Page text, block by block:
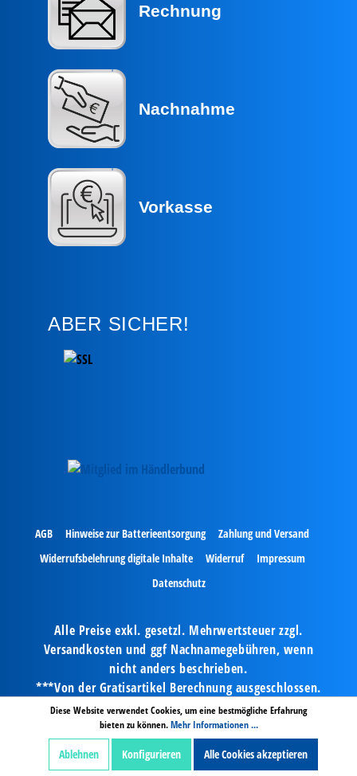
Rechnung
Nachnahme
Vorkasse
ABER SICHER!
AGB Hinweise zur Batterieentsorgung
Zahlung und Versand
Widerrufsbelehrung digitale Inhalte
Widerruf
Impressum
Datenschutz
Alle Preise exkl. gesetzl. Mehrwertsteuer zzgl.
Versandkosten und ggf Nachnamegebühren, wenn
nicht anders beschrieben.
***Von der Gratisartikel Berechnung ausgeschlossen.
© Copyright 2024 by Kaiser Bürotechnik GmbH & Co.
KG - Alle Rechte vorbehalten.
Diese Website verwendet Cookies, um eine bestmögliche Erfahrung
bieten zu können.Mehr Informationen ...
Ablehnen Konfigurieren Alle Cookies akzeptieren